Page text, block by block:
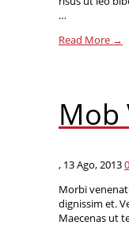
…
Read More →
Mob
, 13 Ago, 20130
Morbi
dignissim et.
Maecenas ut